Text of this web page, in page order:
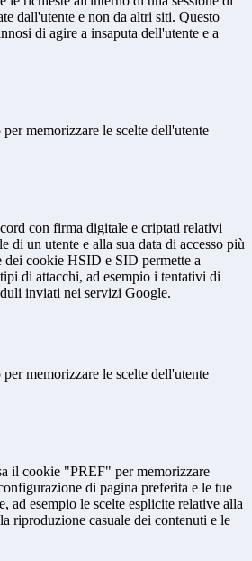
dall'utente e non da altri siti. Questo
di agire a insaputa dell'utente e a
per memorizzare le scelte dell'utente
con firma digitale e criptati relativi
un utente e alla sua data di accesso più
dei cookie HSID e SID permette a
di attacchi, ad esempio i tentativi di
inviati nei servizi Google.
per memorizzare le scelte dell'utente
il cookie "PREF" per memorizzare
di pagina preferita e le tue
ad esempio le scelte esplicite relative alla
riproduzione casuale dei contenuti e le